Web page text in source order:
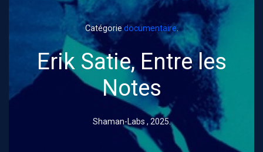
Catégorie documentaire
Erik Satie, Entre les
Notes
Shaman-Labs , 2025.